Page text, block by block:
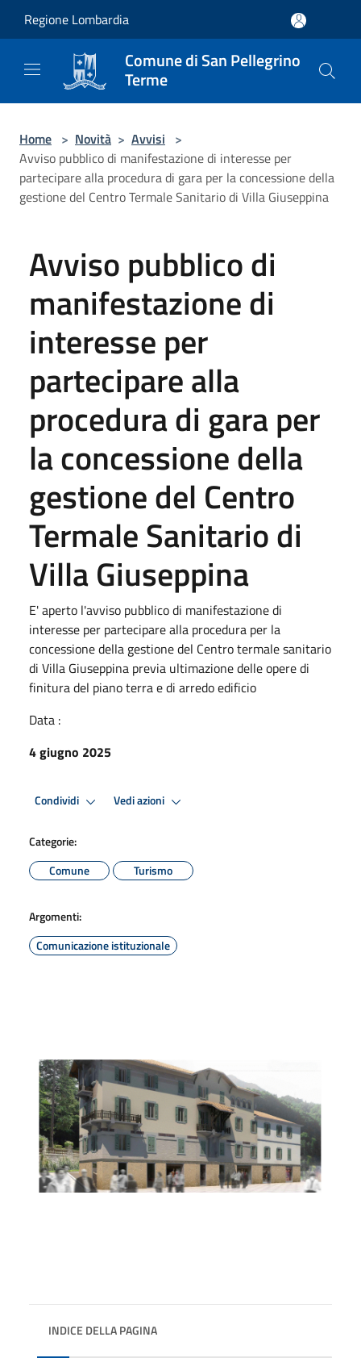
Regione Lombardia
Comune di San Pellegrino
Terme
Home > Novità > Avvisi >
Avviso pubblico di manifestazione di interesse per
partecipare alla procedura di gara per la concessione della
gestione del Centro Termale Sanitario di Villa Giuseppina
Avviso pubblico di
manifestazione di
interesse per
partecipare alla
procedura di gara per
la concessione della
gestione del Centro
Termale Sanitario di
Villa Giuseppina
E' aperto l'avviso pubblico di manifestazione di
interesse per partecipare alla procedura per la
concessione della gestione del Centro termale sanitario
di Villa Giuseppina previa ultimazione delle opere di
finitura del piano terra e di arredo edificio
Data :
4 giugno 2025
Condividi Vedi azioni
Categorie:
Comune
Turismo
Argomenti:
Comunicazione istituzionale
INDICE DELLA PAGINA